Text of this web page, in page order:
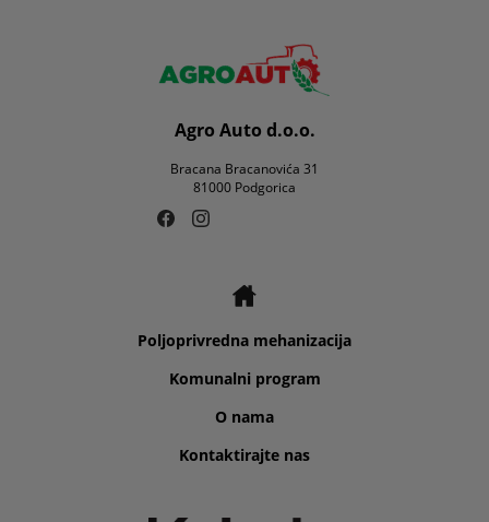
Agro Auto d.o.o.
Bracana Bracanovića 31
81000 Podgorica
Poljoprivredna mehanizacija
Komunalni program
O nama
Kontaktirajte nas